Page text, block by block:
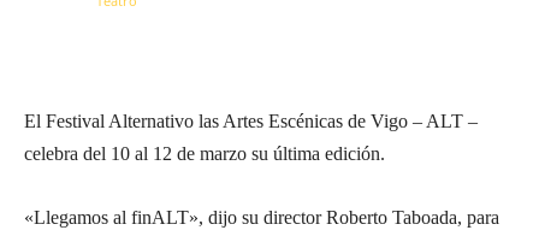
El Festival Alternativo las Artes Escénicas de Vigo – ALT –
celebra del 10 al 12 de marzo su última edición.
«Llegamos al finALT», dijo su director Roberto Taboada, para